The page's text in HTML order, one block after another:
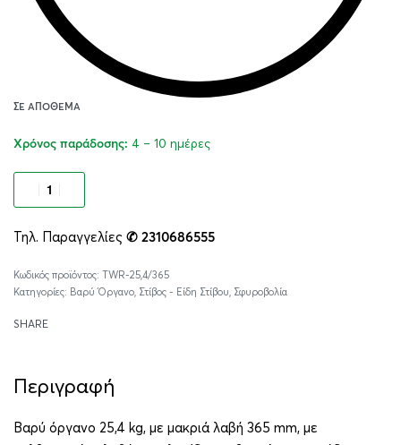
ΣΕ ΑΠΌΘΕΜΑ
Χρόνος παράδοσης: 4 – 10 ημέρες
Τηλ. Παραγγελίες ✆ 2310686555
TWR-25,4/365
Κατηγορίες: Βαρύ Όργανο Στίβος - Είδη Στίβου Σφυροβολία
SHARE
Περιγραφή
Βαρύ όργανο 25,4 kg, με μακριά λαβή 365 mm, με